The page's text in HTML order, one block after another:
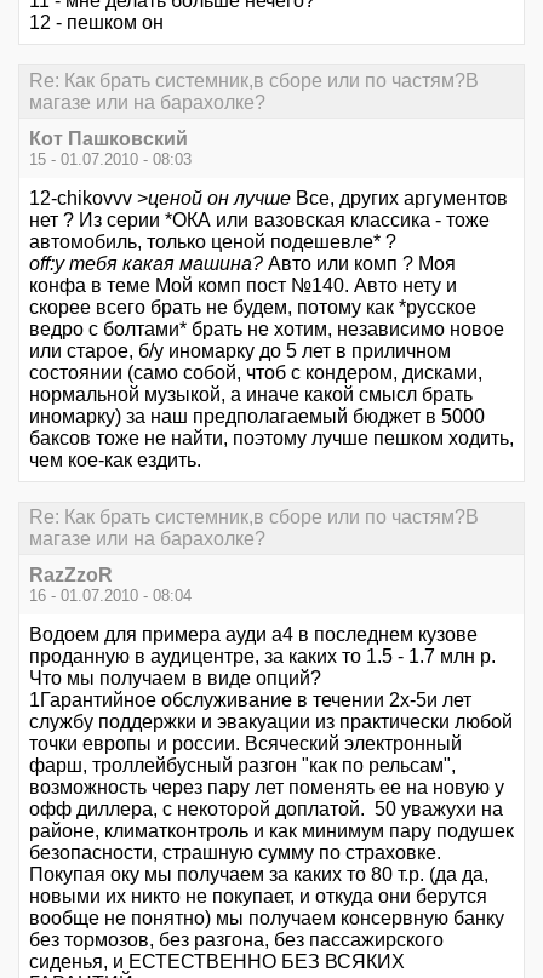
12 - пешком он
Re: Как брать системник,в сборе или по частям?В
магазе или на барахолке?
Кот Пашковский
15 - 01.07.2010 - 08:03
12-chikovvv >ценой он лучше Все, других аргументов
нет ? Из серии *ОКА или вазовская классика - тоже
автомобиль, только ценой подешевле* ?
off:у тебя какая машина? Авто или комп ? Моя
конфа в теме Мой комп пост №140. Авто нету и
скорее всего брать не будем, потому как *русское
ведро с болтами* брать не хотим, независимо новое
или старое, б/у иномарку до 5 лет в приличном
состоянии (само собой, чтоб с кондером, дисками,
нормальной музыкой, а иначе какой смысл брать
иномарку) за наш предполагаемый бюджет в 5000
баксов тоже не найти, поэтому лучше пешком ходить,
чем кое-как ездить.
Re: Как брать системник,в сборе или по частям?В
магазе или на барахолке?
RazZzoR
16 - 01.07.2010 - 08:04
Водоем для примера ауди а4 в последнем кузове
проданную в аудицентре, за каких то 1.5 - 1.7 млн р.
Что мы получаем в виде опций?
1Гарантийное обслуживание в течении 2х-5и лет
службу поддержки и эвакуации из практически любой
точки европы и россии. Всяческий электронный
фарш, троллейбусный разгон "как по рельсам",
возможность через пару лет поменять ее на новую у
офф диллера, с некоторой доплатой. 50 уважухи на
районе, климатконтроль и как минимум пару подушек
безопасности, страшную сумму по страховке.
Покупая оку мы получаем за каких то 80 т.р. (да да,
новыми их никто не покупает, и откуда они берутся
вообще не понятно) мы получаем консервную банку
без тормозов, без разгона, без пассажирского
сиденья, и ЕСТЕСТВЕННО БЕЗ ВСЯКИХ